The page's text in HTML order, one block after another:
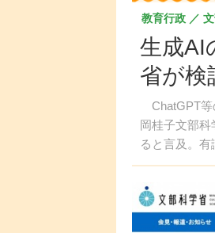
生成AI
省が検
ChatGPT等
岡桂子文部
ると言及。
教育行政